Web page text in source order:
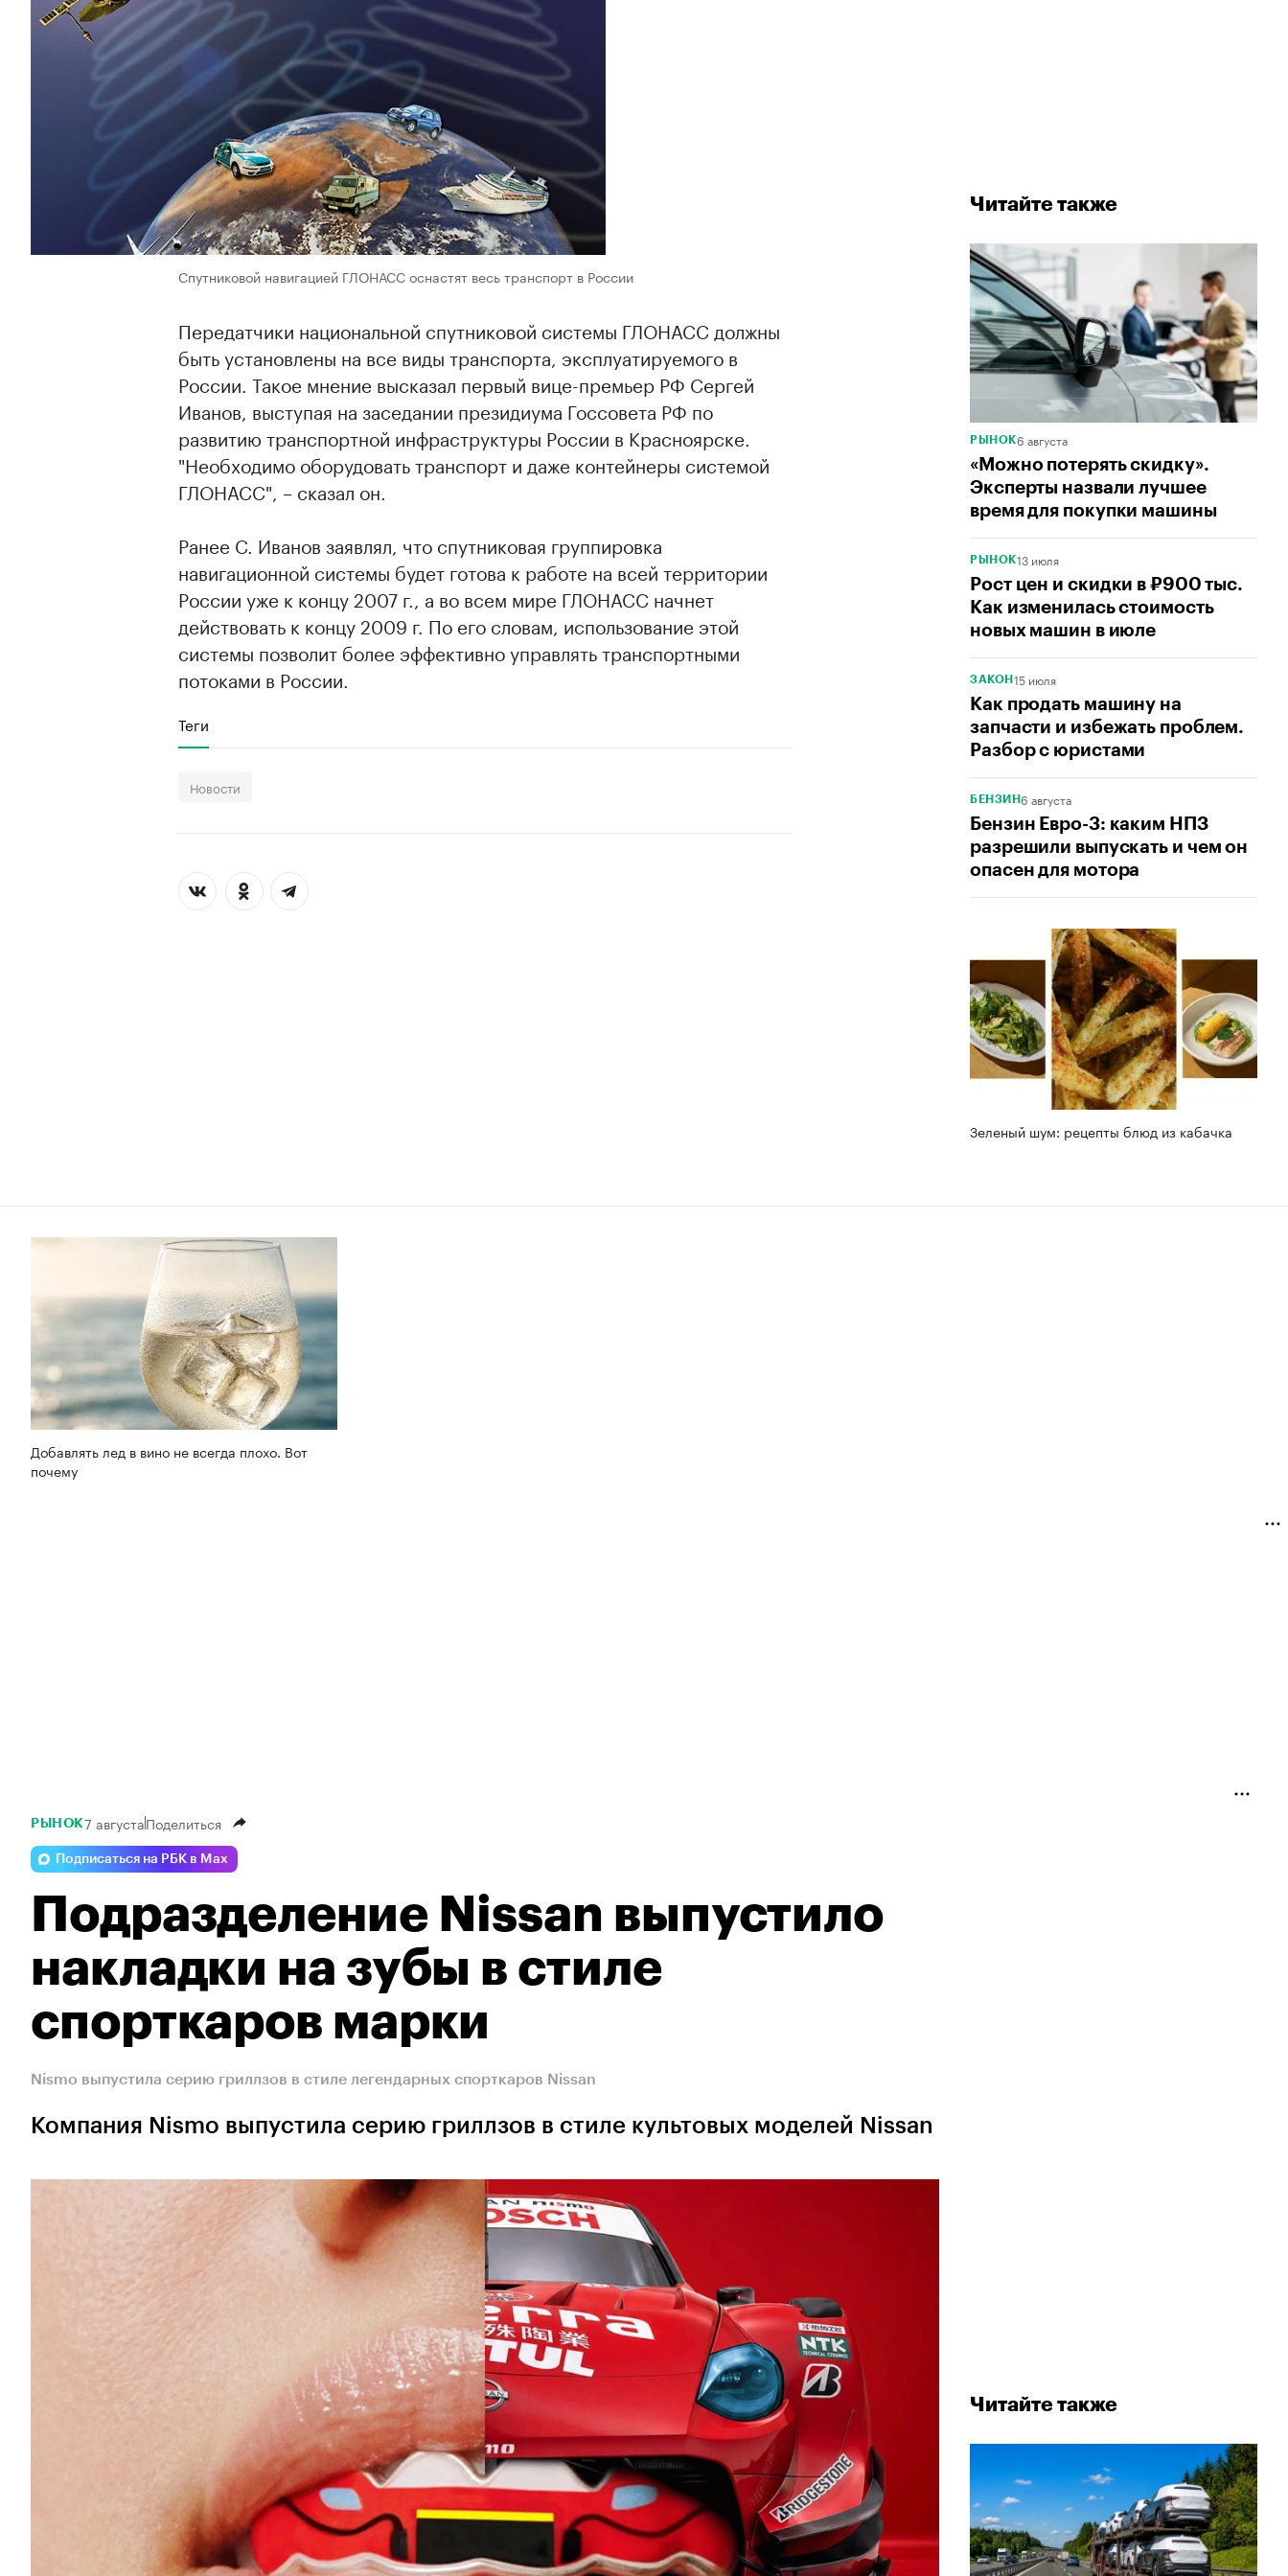
Читайте также
РЫНОК6 августа
«Можно потерять скидку».
Эксперты назвали лучшее
время для покупки машины
РЫНОК13 июля
Рост цен и скидки в ₽900 тыс.
Как изменилась стоимость
новых машин в июле
ЗАКОН 15 июля
Как продать машину на
запчасти и избежать проблем.
Разбор с юристами
БЕНЗИН6 августа
Бензин Евро-3: каким НПЗ
разрешили выпускать и чем он
опасен для мотора
Зеленый шум: рецепты блюд из кабачка
Спутниковой навигацией ГЛОНАСС оснастят весь транспорт в России
Передатчики национальной спутниковой системы ГЛОНАСС должны
быть установлены на все виды транспорта, эксплуатируемого в
России. Такое мнение высказал первый вице-премьер РФ Сергей
Иванов, выступая на заседании президиума Госсовета РФ по
развитию транспортной инфраструктуры России в Красноярске.
"Необходимо оборудовать транспорт и даже контейнеры системой
ГЛОНАСС", – сказал он.
Ранее С. Иванов заявлял, что спутниковая группировка
навигационной системы будет готова к работе на всей территории
России уже к концу 2007 г., а во всем мире ГЛОНАСС начнет
действовать к концу 2009 г. По его словам, использование этой
системы позволит более эффективно управлять транспортными
потоками в России.
Теги
Новости
Добавлять лед в вино не всегда плохо. Вот
почему
Читайте также
РЫНОК7 августаПоделиться
Подписаться на РБК в Max
Подразделение Nissan выпустило
накладки на зубы в стиле
спорткаров марки
Nismo выпустила серию гриллзов в стиле легендарных спорткаров Nissan
Компания Nismo выпустила серию гриллзов в стиле культовых моделей Nissan